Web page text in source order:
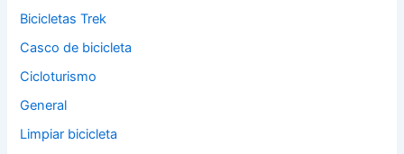
Bicicletas Trek
Casco de bicicleta
Cicloturismo
General
Limpiar bicicleta